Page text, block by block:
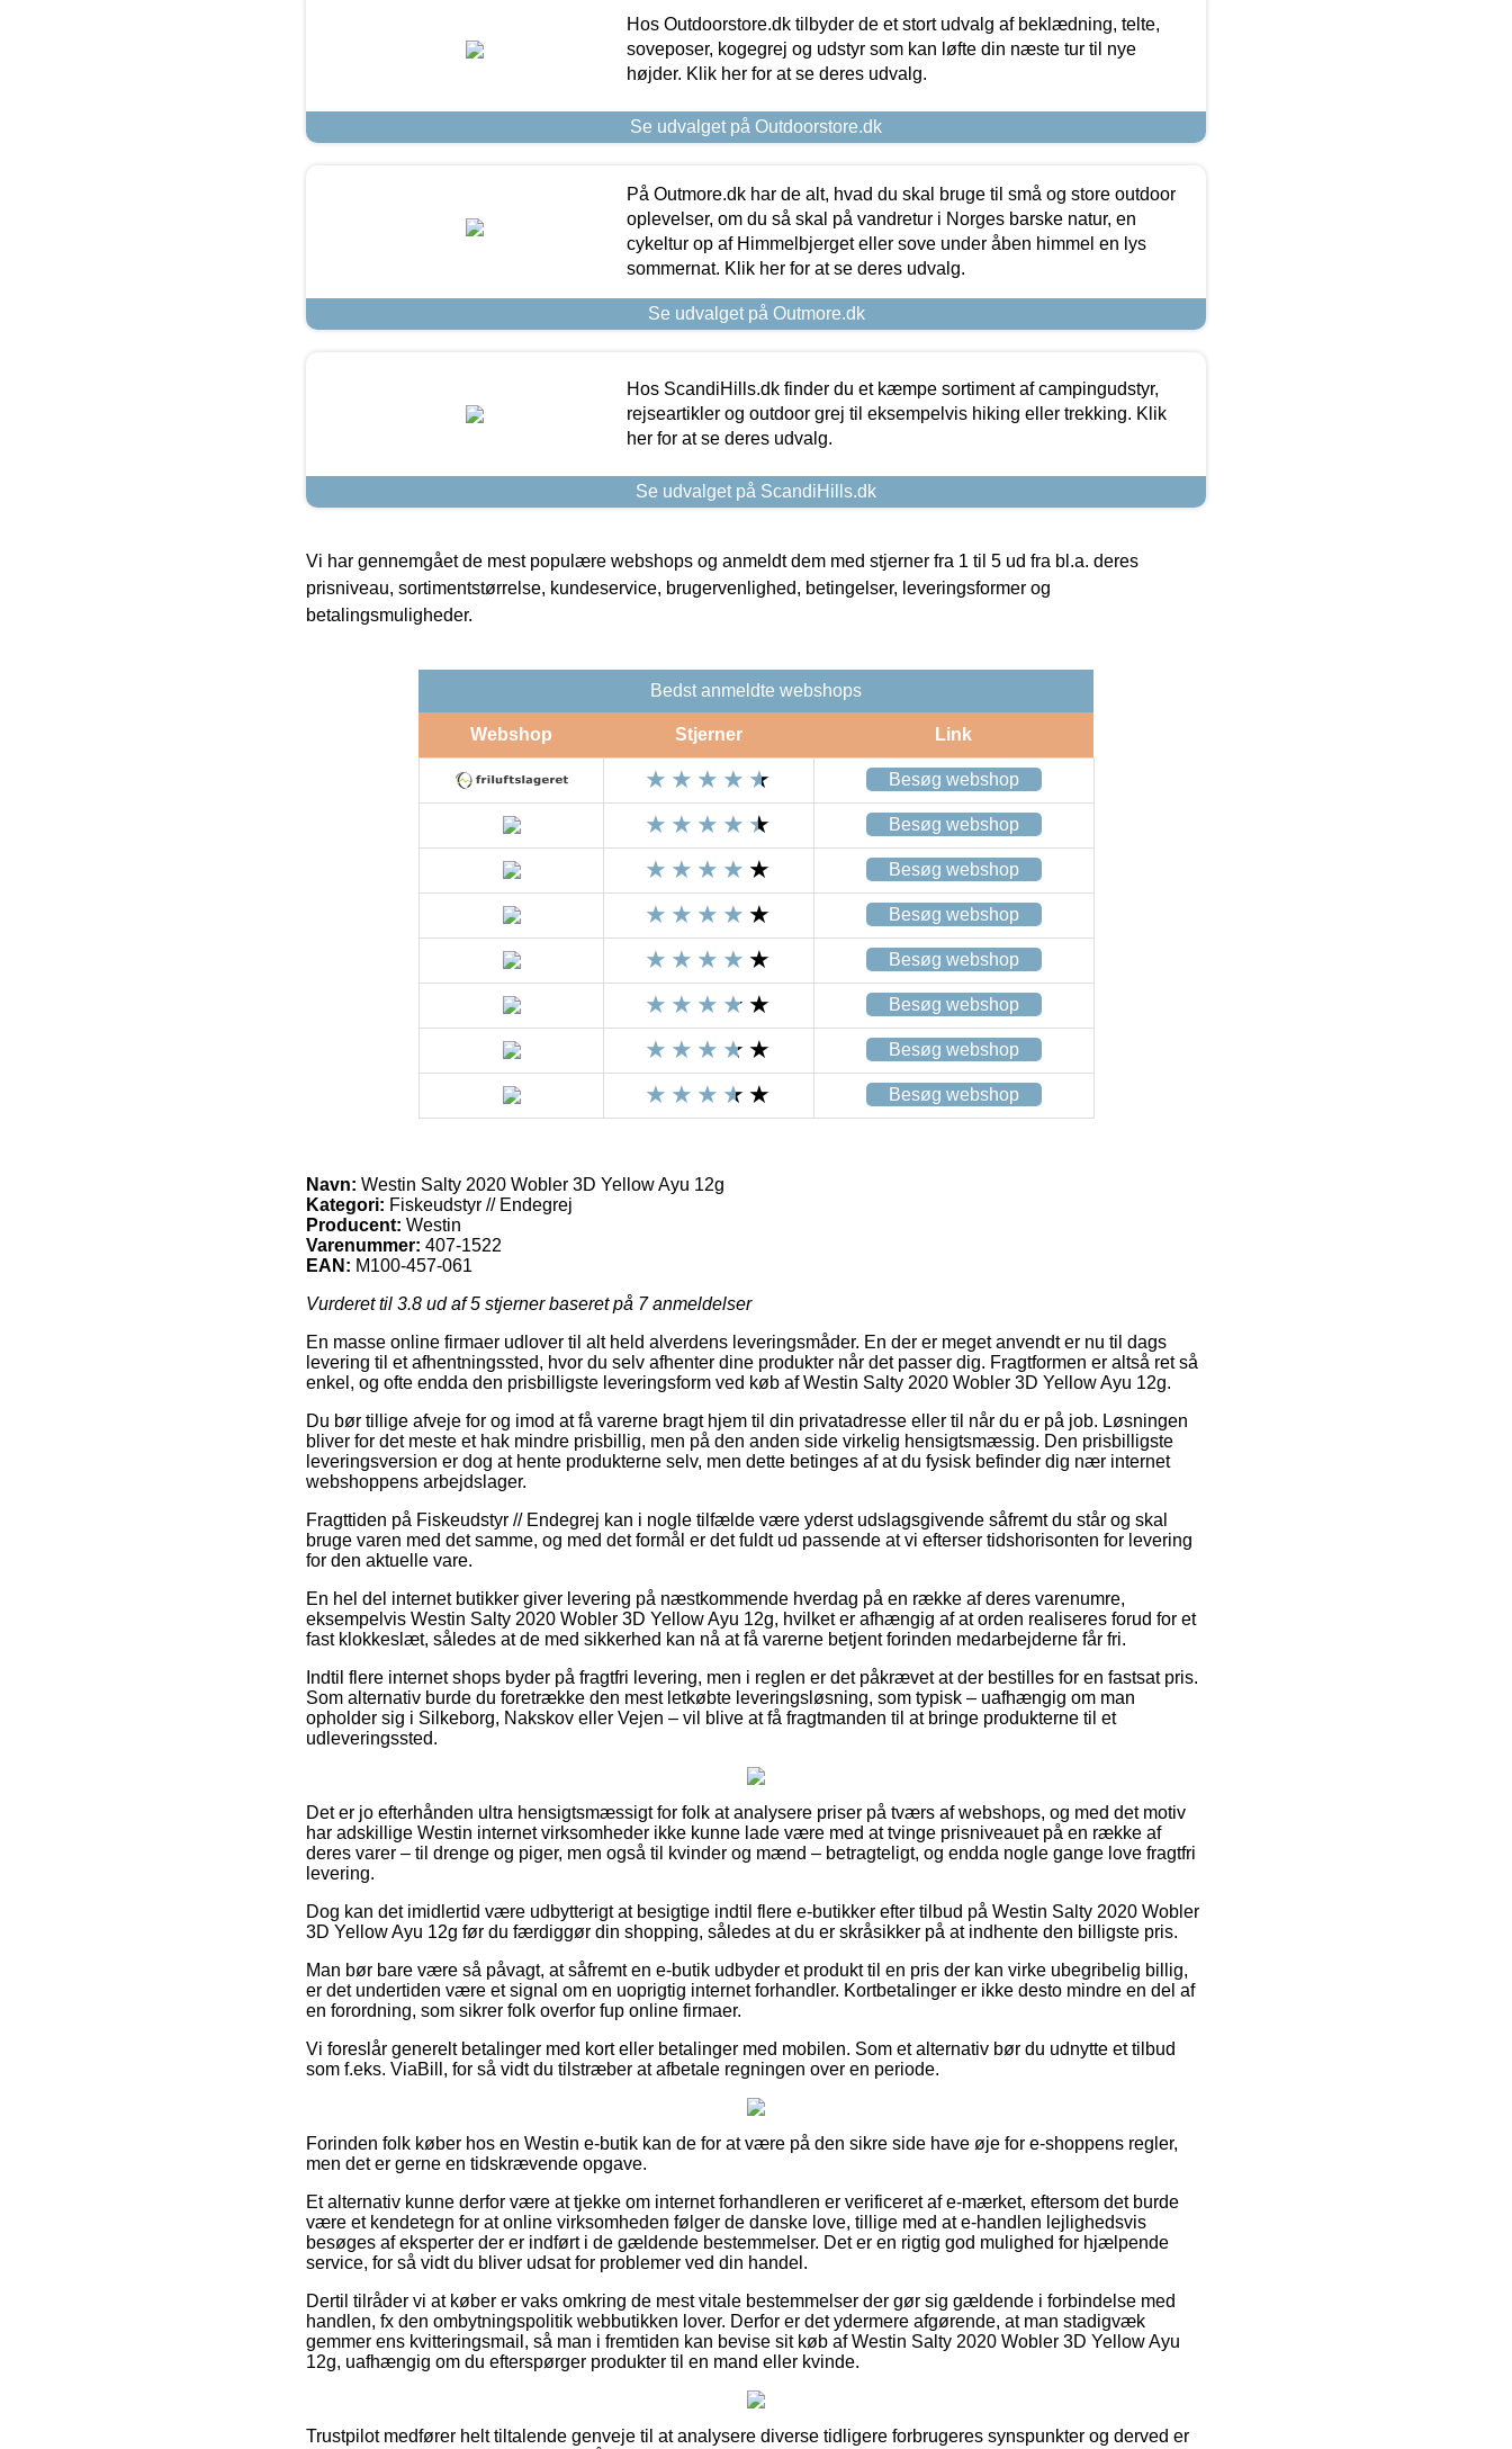
Hos Outdoorstore.dk tilbyder de et stort udvalg af beklædning, telte,
soveposer, kogegrej og udstyr som kan løfte din næste tur til nye
højder. Klik her for at se deres udvalg.
Se udvalget på Outdoorstore.dk
På Outmore.dk har de alt, hvad du skal bruge til små og store outdoor
oplevelser, om du så skal på vandretur i Norges barske natur, en
cykeltur op af Himmelbjerget eller sove under åben himmel en lys
sommernat. Klik her for at se deres udvalg.
Se udvalget på Outmore.dk
Hos ScandiHills.dk finder du et kæmpe sortiment af campingudstyr,
rejseartikler og outdoor grej til eksempelvis hiking eller trekking. Klik
her for at se deres udvalg.
Se udvalget på ScandiHills.dk
Vi har gennemgået de mest populære webshops og anmeldt dem med stjerner fra 1 til 5 ud fra bl.a. deres
prisniveau, sortimentstørrelse, kundeservice, brugervenlighed, betingelser, leveringsformer og
betalingsmuligheder.
Bedst anmeldte webshops
Webshop Stjerner Link
Besøg webshop
Besøg webshop
Besøg webshop
Besøg webshop
Besøg webshop
Besøg webshop
Besøg webshop
Besøg webshop
Navn: Westin Salty 2020 Wobler 3D Yellow Ayu 12g
Kategori: Fiskeudstyr // Endegrej
Producent: Westin
Varenummer: 407-1522
EAN: M100-457-061
Vurderet til 3.8 ud af 5 stjerner baseret på 7anmeldelser
En masse online firmaer udlover til alt held alverdens leveringsmåder. En der er meget anvendt er nu til dags
levering til et afhentningssted, hvor du selv afhenter dine produkter når det passer dig. Fragtformen er altså ret så
enkel, og ofte endda den prisbilligste leveringsform ved køb af Westin Salty 2020 Wobler 3D Yellow Ayu 12g.
Du bør tillige afveje for og imod at få varerne bragt hjem til din privatadresse eller til når du er på job. Løsningen
bliver for det meste et hak mindre prisbillig, men på den anden side virkelig hensigtsmæssig. Den prisbilligste
leveringsversion er dog at hente produkterne selv, men dette betinges af at du fysisk befinder dig nær internet
webshoppens arbejdslager.
Fragttiden på Fiskeudstyr // Endegrej kan i nogle tilfælde være yderst udslagsgivende såfremt du står og skal
bruge varen med det samme, og med det formål er det fuldt ud passende at vi efterser tidshorisonten for levering
for den aktuelle vare.
En hel del internet butikker giver levering på næstkommende hverdag på en række af deres varenumre,
eksempelvis Westin Salty 2020 Wobler 3D Yellow Ayu 12g, hvilket er afhængig af at orden realiseres forud for et
fast klokkeslæt, således at de med sikkerhed kan nå at få varerne betjent forinden medarbejderne får fri.
Indtil flere internet shops byder på fragtfri levering, men i reglen er det påkrævet at der bestilles for en fastsat pris.
Som alternativ burde du foretrække den mest letkøbte leveringsløsning, som typisk – uafhængig om man
opholder sig i Silkeborg, Nakskov eller Vejen – vil blive at få fragtmanden til at bringe produkterne til et
udleveringssted.
Det er jo efterhånden ultra hensigtsmæssigt for folk at analysere priser på tværs af webshops, og med det motiv
har adskillige Westin internet virksomheder ikke kunne lade være med at tvinge prisniveauet på en række af
deres varer – til drenge og piger, men også til kvinder og mænd – betragteligt, og endda nogle gange love fragtfri
levering.
Dog kan det imidlertid være udbytterigt at besigtige indtil flere e-butikker efter tilbud på Westin Salty 2020 Wobler
3D Yellow Ayu 12g før du færdiggør din shopping, således at du er skråsikker på at indhente den billigste pris.
Man bør bare være så påvagt, at såfremt en e-butik udbyder et produkt til en pris der kan virke ubegribelig billig,
er det undertiden være et signal om en uoprigtig internet forhandler. Kortbetalinger er ikke desto mindre en del af
en forordning, som sikrer folk overfor fup online firmaer.
Vi foreslår generelt betalinger med kort eller betalinger med mobilen. Som et alternativ bør du udnytte et tilbud
som f.eks. ViaBill, for så vidt du tilstræber at afbetale regningen over en periode.
Forinden folk køber hos en Westin e-butik kan de for at være på den sikre side have øje for e-shoppens regler,
men det er gerne en tidskrævende opgave.
Et alternativ kunne derfor være at tjekke om internet forhandleren er verificeret af e-mærket, eftersom det burde
være et kendetegn for at online virksomheden følger de danske love, tillige med at e-handlen lejlighedsvis
besøges af eksperter der er indført i de gældende bestemmelser. Det er en rigtig god mulighed for hjælpende
service, for så vidt du bliver udsat for problemer ved din handel.
Dertil tilråder vi at køber er vaks omkring de mest vitale bestemmelser der gør sig gældende i forbindelse med
handlen, fx den ombytningspolitik webbutikken lover. Derfor er det ydermere afgørende, at man stadigvæk
gemmer ens kvitteringsmail, så man i fremtiden kan bevise sit køb af Westin Salty 2020 Wobler 3D Yellow Ayu
12g, uafhængig om du efterspørger produkter til en mand eller kvinde.
Trustpilot medfører helt tiltalende genveje til at analysere diverse tidligere forbrugeres synspunkter og derved er